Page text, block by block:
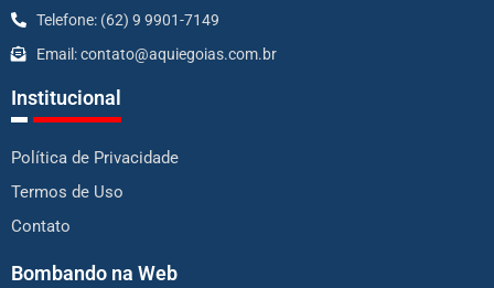
Telefone: (62) 9 9901-7149
Email: contato@aquiegoias.com.br
Institucional
Política de Privacidade
Termos de Uso
Contato
Bombando na Web